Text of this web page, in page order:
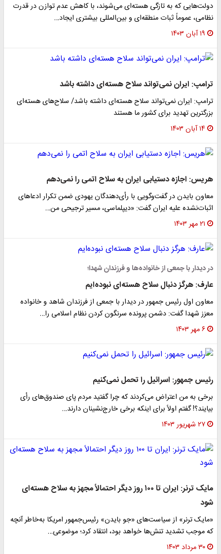
دولت‌هایی که به تازگی هسته‌ای می‌شوند، با کاهش عدم توازن در قدرت
نظامی، عموماً ثبات منطقه‌ای و بین‌المللی بیشتری ایجاد…
۱۹ آبان ۱۴۰۳
ترامپ: ایران نمی‌تواند سلاح هسته‌ای داشته باشد
ترامپ: ایران نمی‌تواند سلاح هسته‌ای داشته باشد/ سلاح‌های هسته‌ای
بزرگترین تهدید برای کشور ما هستند
۱۴ آبان ۱۴۰۳
هریس: اجازه دستیابی ایران به سلاح اتمی را نمی‌دهم
معاون بایدن در گفت‌وگویی با رأی‌دهندگان یهودی ضمن تکرار ادعاهای
اثبات‌نشده علیه ایران گفت: «دیپلماسی، مسیر ترجیحی من…
۲۱ مهر ۱۴۰۳
در دیدار با جمعی از خانواده‌ها و فرزندان شهدا؛
عارف: هرگز دنبال سلاح هسته‌ای نبوده‌ایم
معاون اول رئیس جمهور در دیدار با جمعی از فرزندان شاهد و خانواده
معزز شهدا گفت: دشمن پرونده سرنگون کردن نظام اسلامی را…
۶ مهر ۱۴۰۳
رئیس جمهور: اسرائیل را تحمل نمی‌کنیم
برخی به من اعتراض می‌کردند که چرا گفتید مردم پای صندوق‌های رأی
بیایند؟! گفتم اولاً برای اینکه برخی خارج‌نشینان دارند…
۲۷ شهریور ۱۴۰۳
مایک ترنر: ایران تا ۱۰۰ روز دیگر احتمالاً مجهز به سلاح هسته‌ای
شود
«مایک ترنر» از سیاست‌های «جو بایدن» رئیس‌جمهور امریکا به‌خاطر آنچه
که موجب تشدید تنش‌ها خواهد بود، انتقاد کرد؛ موضوعی…
۳۰ مرداد ۱۴۰۳